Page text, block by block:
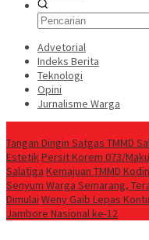
Advetorial
Indeks Berita
Teknologi
Opini
Jurnalisme Warga
Tangan Dingin Satgas TMMD
EstetikPersit Korem 073/
Salatiga Kemajuan TMMD
Senyum Warga Semarang,
Dimulai Weny Gaib Lepas
Jambore Nasional ke-12